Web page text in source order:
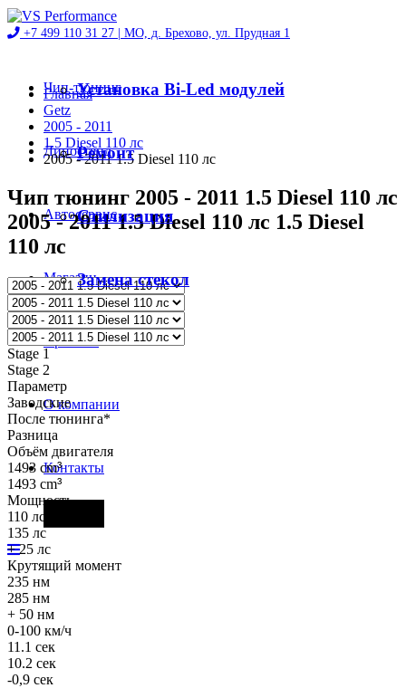
+7 499 110 31 27 | МО, д. Брехово, ул. Прудная 1
Чип-тюнинг
Диностенд
Автосервис
Магазин
Проекты
О компании
Контакты
Установка Bi-Led модулей
Ремонт
Стилизация
Замена стекол
Главная
Getz
2005 - 2011
1.5 Diesel 110 лс
2005 - 2011 1.5 Diesel 110 лс
Чип тюнинг 2005 - 2011 1.5 Diesel 110 лс
2005 - 2011 1.5 Diesel 110 лс 1.5 Diesel
110 лс
Stage 1
Stage 2
Параметр
Заводские
После тюнинга*
Разница
Объём двигателя
1493 cm³
1493 cm³
Мощность
110 лс
135 лс
+ 25 лс
Крутящий момент
235 нм
285 нм
+ 50 нм
0-100 км/ч
11.1 сек
10.2 сек
-0,9 сек